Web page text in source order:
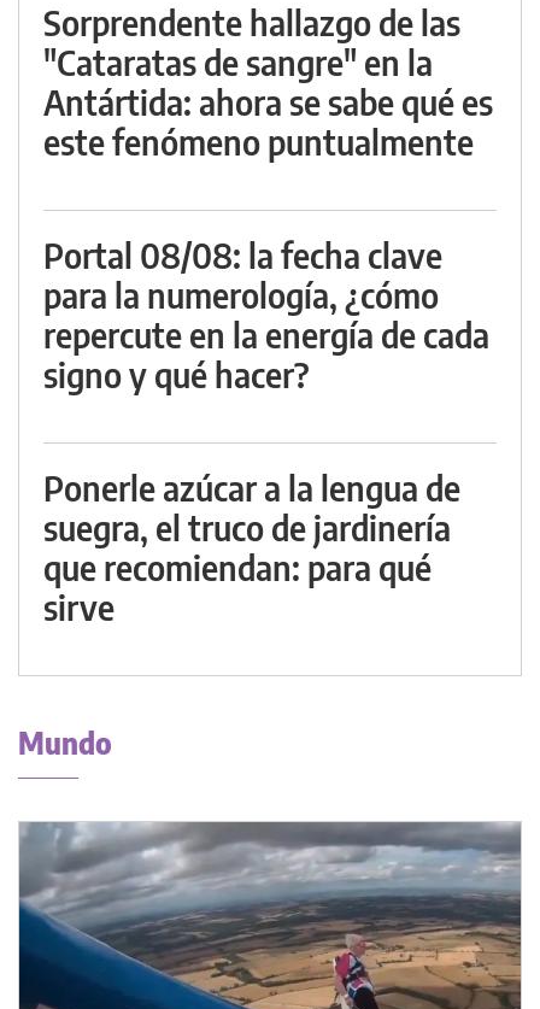
Sorprendente hallazgo de las
"Cataratas de sangre" en la
Antártida: ahora se sabe qué es
este fenómeno puntualmente
Portal 08/08: la fecha clave
para la numerología, ¿cómo
repercute en la energía de cada
signo y qué hacer?
Ponerle azúcar a la lengua de
suegra, el truco de jardinería
que recomiendan: para qué
sirve
Mundo